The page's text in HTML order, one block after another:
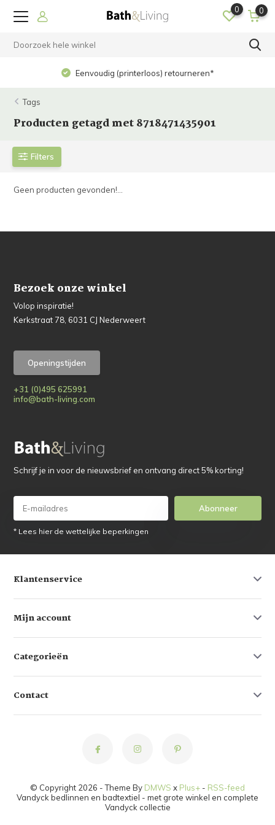
0 0
Eenvoudig (printerloos) retourneren*
Tags
Producten getagd met 8718471435901
Filters
Geen producten gevonden!...
Bezoek onze winkel
Volop inspiratie!
Kerkstraat 78, 6031 CJ Nederweert
Openingstijden
+31 (0)495 625991
info@bath-living.com
Schrijf je in voor de nieuwsbrief en ontvang direct 5% korting!
Abonneer
* Lees hier de wettelijke beperkingen
Klantenservice
Mijn account
Categorieën
Contact
© Copyright 2026 - Theme By DMWS x Plus+ - RSS-feed
Vandyck bedlinnen en badtextiel - met grote winkel en complete
Vandyck collectie